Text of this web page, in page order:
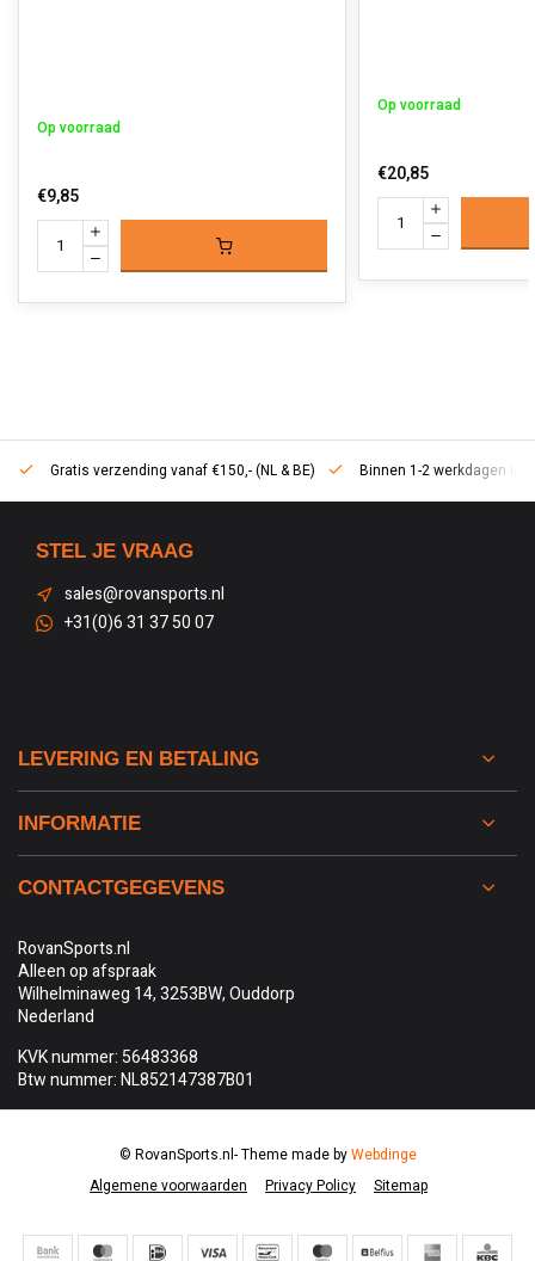
Op voorraad
€9,85
Op voorraad
€20,85
Gratis verzending vanaf €150,- (NL & BE) Binnen 1-2 werkdagen in
STEL JE VRAAG
sales@rovansports.nl
+31(0)6 31 37 50 07
LEVERING EN BETALING
INFORMATIE
CONTACTGEGEVENS
RovanSports.nl
Alleen op afspraak
Wilhelminaweg 14, 3253BW, Ouddorp
Nederland
KVK nummer: 56483368
Btw nummer: NL852147387B01
Algemene voorwaarden Privacy Policy Sitemap
© RovanSports.nl- Theme made byWebdinge